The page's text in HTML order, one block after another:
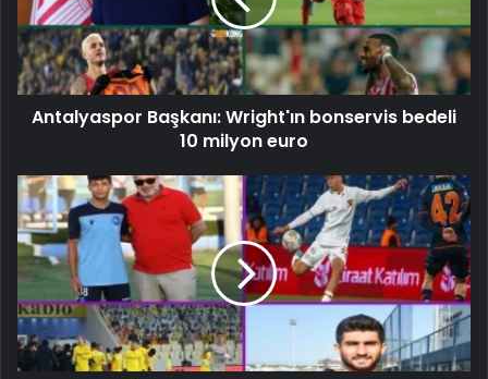
Antalyaspor Başkanı: Wright'ın bonservis bedeli
10 milyon euro